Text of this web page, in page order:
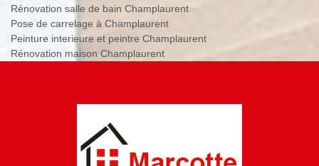
Rénovation salle de bain Champlaurent
Pose de carrelage à Champlaurent
Peinture interieure et peintre Champlaurent
Rénovation maison Champlaurent